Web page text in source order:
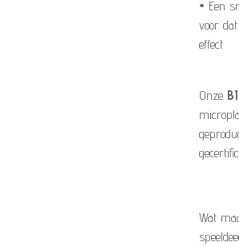
• Een
voor
effect
Onze
Wat